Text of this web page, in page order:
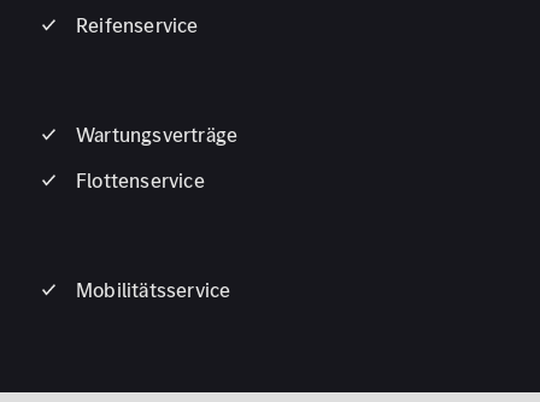
Reifenservice
Wartungsverträge
Flottenservice
Mobilitätsservice